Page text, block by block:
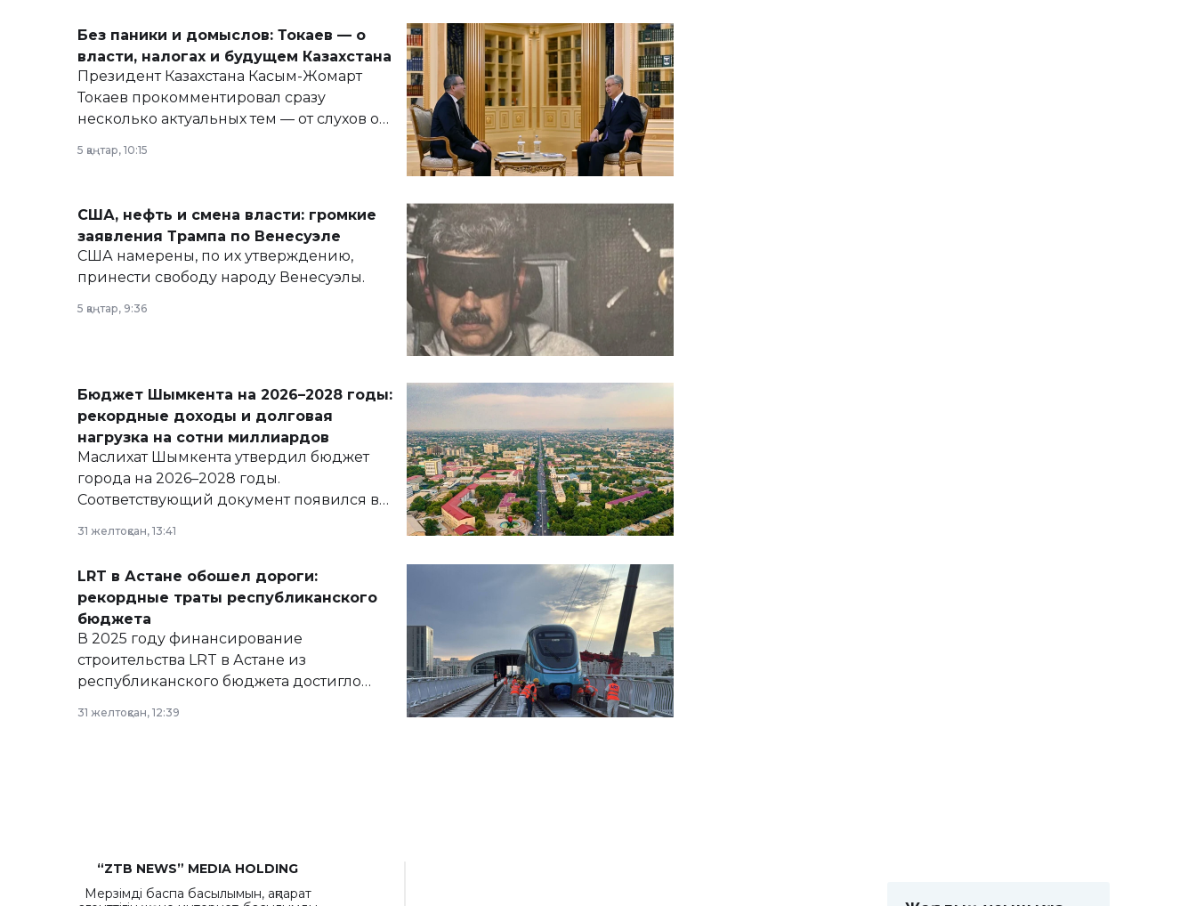
Без паники и домыслов: Токаев — о
власти, налогах и будущем Казахстана
Президент Казахстана Касым-Жомарт
Токаев прокомментировал сразу
несколько актуальных тем — от слухов о
армии, экономики и личного здоровья.
5 қаңтар, 10:15
США, нефть и смена власти: громкие
заявления Трампа по Венесуэле
США намерены, по их утверждению,
принести свободу народу Венесуэлы.
5 қаңтар, 9:36
Бюджет Шымкента на 2026–2028 годы:
рекордные доходы и долговая
нагрузка на сотни миллиардов
Маслихат Шымкента утвердил бюджет
города на 2026–2028 годы.
Соответствующий документ появился в
сайте маслихат города.
31 желтоқсан, 13:41
LRT в Астане обошел дороги:
рекордные траты республиканского
бюджета
В 2025 году финансирование
строительства LRT в Астане из
республиканского бюджета достигло
31 желтоқсан, 12:39
“ZTB NEWS” MEDIA HOLDING
Мерзімді баспа басылымын, ақпарат